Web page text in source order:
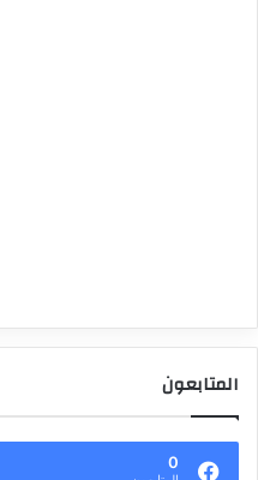
المتابعون
0